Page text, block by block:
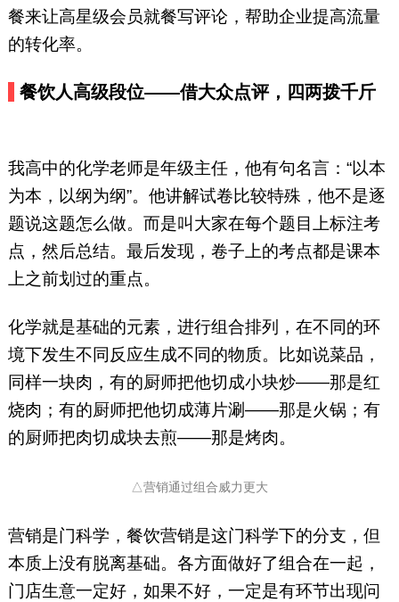
餐来让高星级会员就餐写评论，帮助企业提高流量
的转化率。
餐饮人高级段位——借大众点评，四两拨千斤
我高中的化学老师是年级主任，他有句名言：“以本
为本，以纲为纲”。他讲解试卷比较特殊，他不是逐
题说这题怎么做。而是叫大家在每个题目上标注考
点，然后总结。最后发现，卷子上的考点都是课本
上之前划过的重点。
化学就是基础的元素，进行组合排列，在不同的环
境下发生不同反应生成不同的物质。比如说菜品，
同样一块肉，有的厨师把他切成小块炒——那是红
烧肉；有的厨师把他切成薄片涮——那是火锅；有
的厨师把肉切成块去煎——那是烤肉。
△营销通过组合威力更大
营销是门科学，餐饮营销是这门科学下的分支，但
本质上没有脱离基础。各方面做好了组合在一起，
门店生意一定好，如果不好，一定是有环节出现问